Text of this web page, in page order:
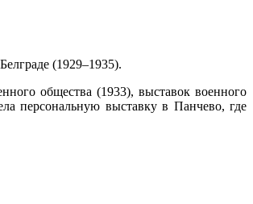
(1929–1935).
общества (1933), выставок военного
персональную выставку в Панчево, где